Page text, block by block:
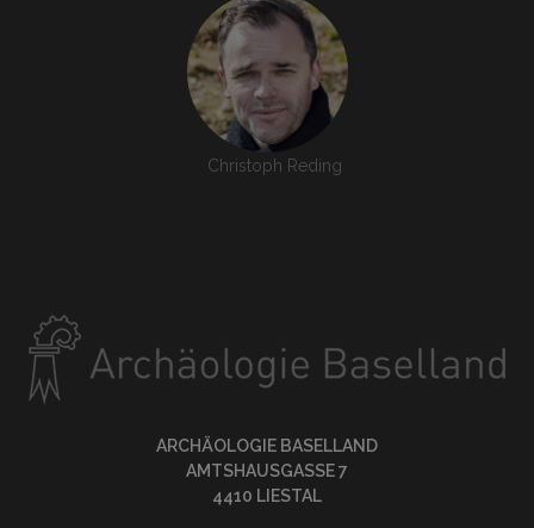
Christoph Reding
ARCHÄOLOGIE BASELLAND
AMTSHAUSGASSE 7
4410 LIESTAL